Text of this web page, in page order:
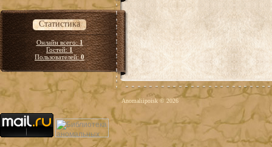
Статистика
Онлайн всего:1
Гостей:1
Пользователей:0
Anomaliipoisk © 2026